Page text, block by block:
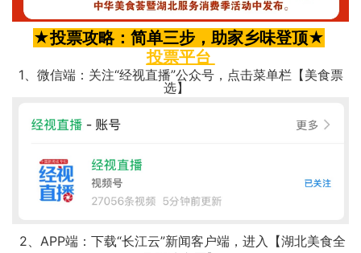
★投票攻略：简单三步，助家乡味登顶★
投票平台
1、微信端：关注“经视直播”公众号，点击菜单栏【美食票
选】
2、APP端：下载“长江云”新闻客户端，进入【湖北美食全